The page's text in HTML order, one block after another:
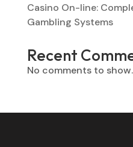
Casino On-line:
Gambling Systems
Recent
No comments to show.